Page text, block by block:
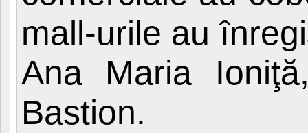
mall-urile au
Ana Maria
Bastion.